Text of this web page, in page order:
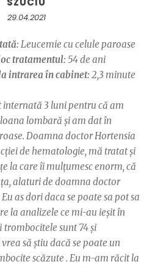
29.04.2021
Leucemie cu celule paroase
tratamentul: 54 de ani
intrarea în cabinet: 2,3 minute
internată 3 luni pentru că am
lombară și am dat în
Doamna doctor Hortensia
de hematologie, mă tratat și
la care îi mulțumesc enorm, că
alaturi de doamna doctor
as dori daca se poate sa pot sa
la analizele ce mi-au ieșit în
sunt 74 și
să știu dacă se poate un
scăzute . Eu m-am răcit la